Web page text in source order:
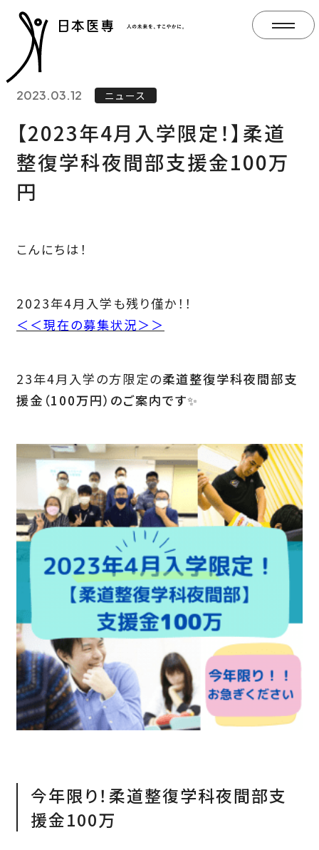
2023.03.12 ニュース
【2023年4月入学限定！】柔道
整復学科夜間部支援金100万
円
こんにちは！
2023年4月入学も残り僅か！！
＜＜現在の募集状況＞＞
23年4月入学の方限定の柔道整復学科夜間部支
援金（100万円）のご案内です✨
今年限り！柔道整復学科夜間部支
援金100万